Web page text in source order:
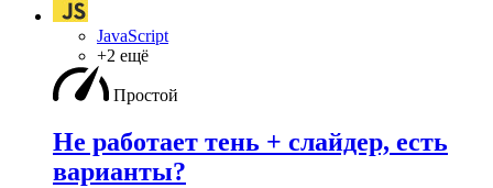
JavaScript
+2 ещё
Простой
Не работает тень + слайдер, есть
варианты?